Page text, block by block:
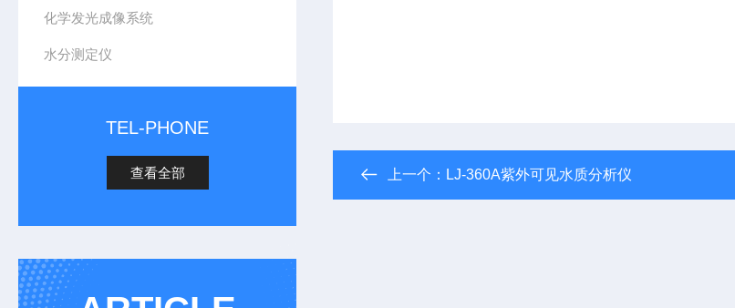
化学发光成像系统
水分测定仪
TEL-PHONE
查看全部 上一个： LJ-360A紫外可见水质分析仪